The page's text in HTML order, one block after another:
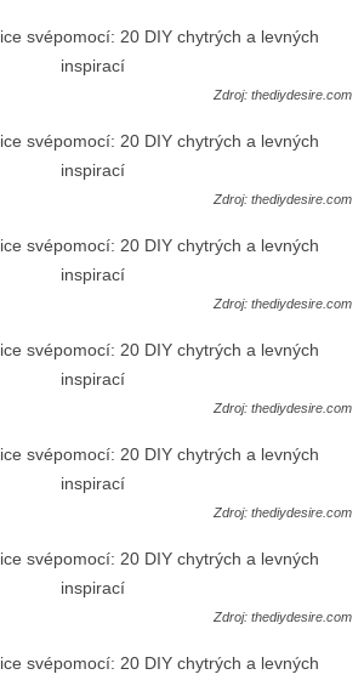
Zdroj: thediydesire.com
Zdroj: thediydesire.com
Zdroj: thediydesire.com
Zdroj: thediydesire.com
Zdroj: thediydesire.com
Zdroj: thediydesire.com